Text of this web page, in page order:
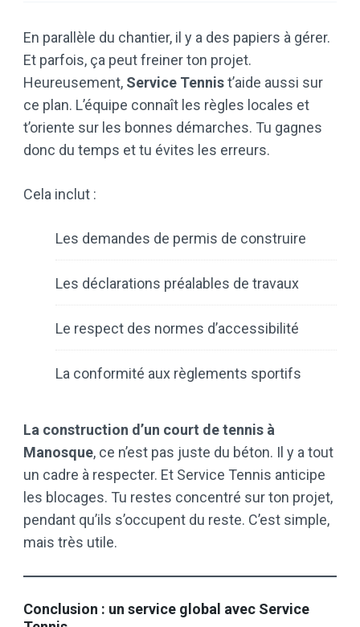
En parallèle du chantier, il y a des papiers à gérer.
Et parfois, ça peut freiner ton projet.
Heureusement, Service Tennist’aide aussi sur
ce plan. L’équipe connaît les règles locales et
t’oriente sur les bonnes démarches. Tu gagnes
donc du temps et tu évites les erreurs.
Cela inclut :
Les demandes de permis de construire
Les déclarations préalables de travaux
Le respect des normes d’accessibilité
La conformité aux règlements sportifs
La construction d’un court de tennis à
Manosque, ce n’est pas juste du béton. Il y a tout
un cadre à respecter. Et Service Tennis anticipe
les blocages. Tu restes concentré sur ton projet,
pendant qu’ils s’occupent du reste. C’est simple,
mais très utile.
Conclusion : un service global avec Service